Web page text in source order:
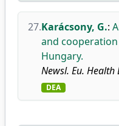
27.Karácsony, G.:
and
Hungary.
Newsl. Eu. Health
DEA